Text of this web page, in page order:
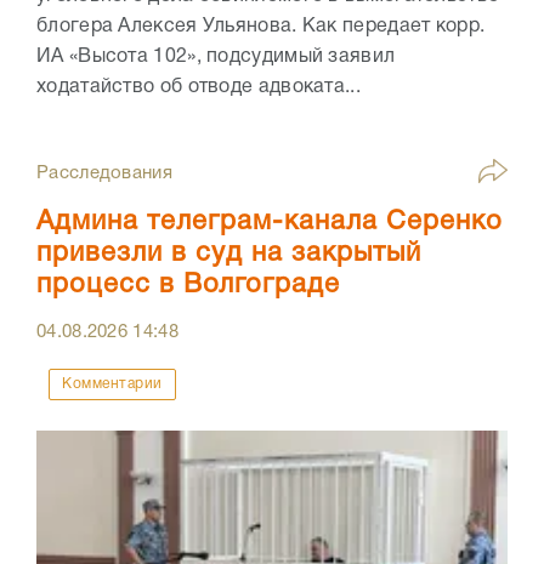
блогера Алексея Ульянова. Как передает корр.
ИА «Высота 102», подсудимый заявил
ходатайство об отводе адвоката...
Расследования
Админа телеграм-канала Серенко
привезли в суд на закрытый
процесс в Волгограде
04.08.2026 14:48
Комментарии